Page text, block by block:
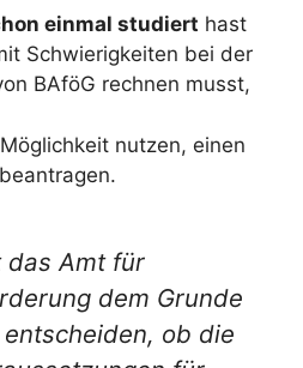
einmal studiert hast
Schwierigkeiten bei der
BAföG rechnen musst,
nutzen, einen
das Amt für
dem Grunde
ob die